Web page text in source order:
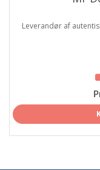
Leverandør af